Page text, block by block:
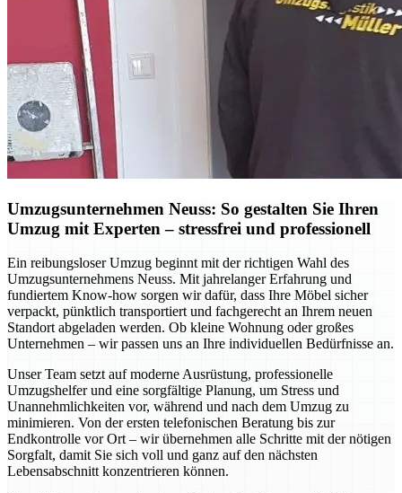
Umzugsunternehmen Neuss: So gestalten Sie Ihren
Umzug mit Experten – stressfrei und professionell
Ein reibungsloser Umzug beginnt mit der richtigen Wahl des
Umzugsunternehmens Neuss. Mit jahrelanger Erfahrung und
fundiertem Know-how sorgen wir dafür, dass Ihre Möbel sicher
verpackt, pünktlich transportiert und fachgerecht an Ihrem neuen
Standort abgeladen werden. Ob kleine Wohnung oder großes
Unternehmen – wir passen uns an Ihre individuellen Bedürfnisse an.
Unser Team setzt auf moderne Ausrüstung, professionelle
Umzugshelfer und eine sorgfältige Planung, um Stress und
Unannehmlichkeiten vor, während und nach dem Umzug zu
minimieren. Von der ersten telefonischen Beratung bis zur
Endkontrolle vor Ort – wir übernehmen alle Schritte mit der nötigen
Sorgfalt, damit Sie sich voll und ganz auf den nächsten
Lebensabschnitt konzentrieren können.